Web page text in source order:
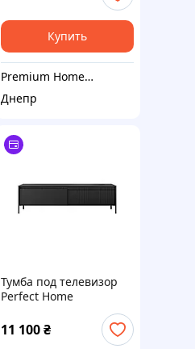
Купить
Premium Home Decor
Днепр
Тумба под телевизор
Perfect Home
Сенсо/Senso 2-дверная
2D/187 Черный (PFH-
091138)
11 100₴